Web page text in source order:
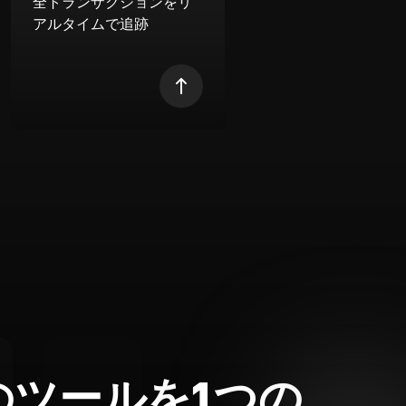
アルタイムで追跡